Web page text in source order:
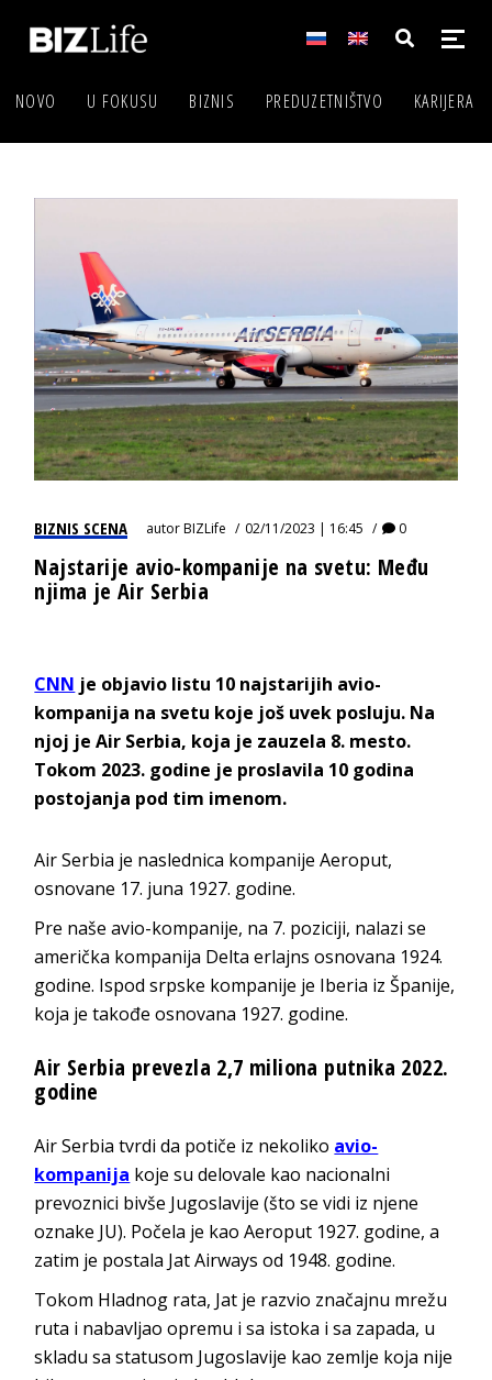
NOVO U FOKUSU BIZNIS PREDUZETNIŠTVO KARIJERA
BIZNIS SCENA autorBIZLife 02/11/2023 | 16:45 0
Najstarije avio-kompanije na svetu: Među
njima je Air Serbia
CNN je objavio listu 10 najstarijih avio-
kompanija na svetu koje još uvek posluju. Na
njoj je Air Serbia, koja je zauzela 8. mesto.
Tokom 2023. godine je proslavila 10 godina
postojanja pod tim imenom.
Air Serbia je naslednica kompanije Aeroput,
osnovane 17. juna 1927. godine.
Pre naše avio-kompanije, na 7. poziciji, nalazi se
američka kompanija Delta erlajns osnovana 1924.
godine. Ispod srpske kompanije je Iberia iz Španije,
koja je takođe osnovana 1927. godine.
Air Serbia prevezla 2,7 miliona putnika 2022.
godine
Air Serbia tvrdi da potiče iz nekoliko avio-
kompanija koje su delovale kao nacionalni
prevoznici bivše Jugoslavije (što se vidi iz njene
oznake JU). Počela je kao Aeroput 1927. godine, a
zatim je postala Jat Airways od 1948. godine.
Tokom Hladnog rata, Jat je razvio značajnu mrežu
ruta i nabavljao opremu i sa istoka i sa zapada, u
skladu sa statusom Jugoslavije kao zemlje koja nije